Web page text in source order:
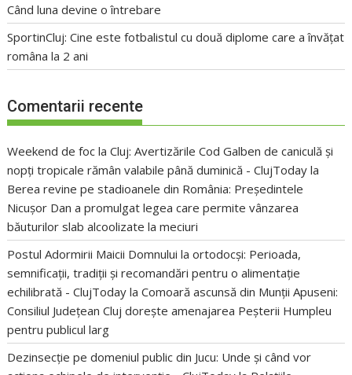
Când luna devine o întrebare
SportinCluj: Cine este fotbalistul cu două diplome care a învățat
româna la 2 ani
Comentarii recente
Weekend de foc la Cluj: Avertizările Cod Galben de caniculă și
nopți tropicale rămân valabile până duminică - ClujToday la
Berea revine pe stadioanele din România: Președintele
Nicușor Dan a promulgat legea care permite vânzarea
băuturilor slab alcoolizate la meciuri
Postul Adormirii Maicii Domnului la ortodocși: Perioada,
semnificații, tradiții și recomandări pentru o alimentație
echilibrată - ClujToday laComoară ascunsă din Munții Apuseni:
Consiliul Județean Cluj dorește amenajarea Peșterii Humpleu
pentru publicul larg
Dezinsecție pe domeniul public din Jucu: Unde și când vor